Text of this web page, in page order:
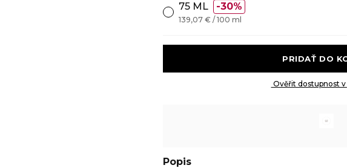
75 ML 30%
139,07 € / 100 ml
Popis